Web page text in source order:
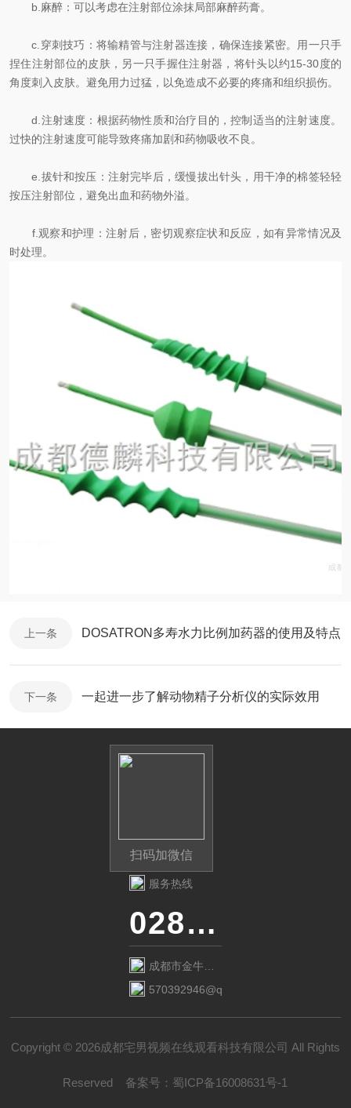
b.麻醉：可以考虑在注射部位涂抹局部麻醉药膏。
c.穿刺技巧：将输精管与注射器连接，确保连接紧密。用一只手
捏住注射部位的皮肤，另一只手握住注射器，将针头以约15-30度的
角度刺入皮肤。避免用力过猛，以免造成不必要的疼痛和组织损伤。
d.注射速度：根据药物性质和治疗目的，控制适当的注射速度。
过快的注射速度可能导致疼痛加剧和药物吸收不良。
e.拔针和按压：注射完毕后，缓慢拔出针头，用干净的棉签轻轻
按压注射部位，避免出血和药物外溢。
f.观察和护理：注射后，密切观察症状和反应，如有异常情况及
时处理。
上一条 DOSATRON多寿水力比例加药器的使用及特点
下一条 一起进一步了解动物精子分析仪的实际效用
扫码加微信
服务热线
028-87741718
成都市金牛区
金府路799号1
570392946@qq.com
Copyright © 2026成都宅男视频在线观看科技有限公司 All Rights
Reserved 备案号： 蜀ICP备16008631号-1